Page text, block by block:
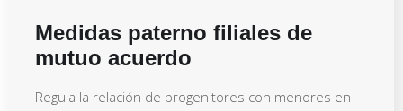
Medidas paterno filiales de
mutuo acuerdo
Regula la relación de progenitores con menores en